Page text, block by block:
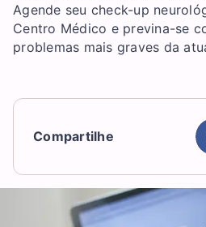
Agende seu check-up
Centro Médico e previna-se
problemas mais graves da
Compartilhe